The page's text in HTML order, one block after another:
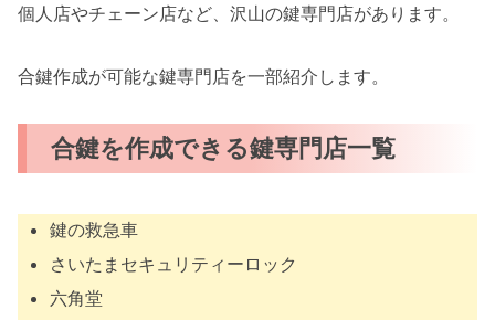
個人店やチェーン店など、沢山の鍵専門店があります。
合鍵作成が可能な鍵専門店を一部紹介します。
合鍵を作成できる鍵専門店一覧
鍵の救急車
さいたまセキュリティーロック
六角堂